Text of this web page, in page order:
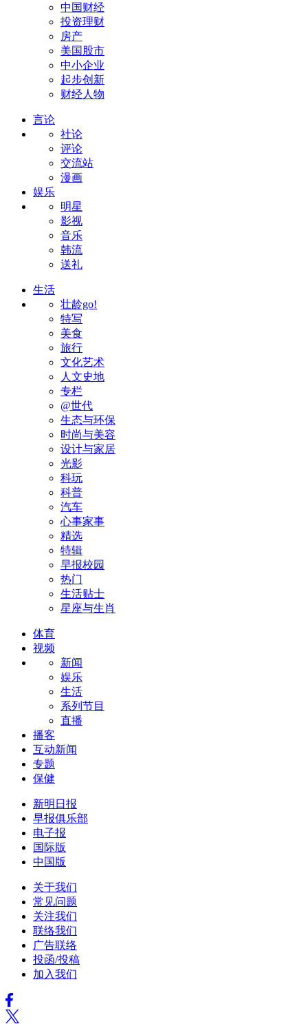
中国财经
投资理财
房产
美国股市
中小企业
起步创新
财经人物
言论
社论
评论
交流站
漫画
娱乐
明星
影视
音乐
韩流
送礼
生活
壮龄go!
特写
美食
旅行
文化艺术
人文史地
专栏
@世代
生态与环保
时尚与美容
设计与家居
光影
科玩
科普
汽车
心事家事
精选
特辑
早报校园
热门
生活贴士
星座与生肖
体育
视频
新闻
娱乐
生活
系列节目
直播
播客
互动新闻
专题
保健
新明日报
早报俱乐部
电子报
国际版
中国版
关于我们
常见问题
关注我们
联络我们
广告联络
投函/投稿
加入我们